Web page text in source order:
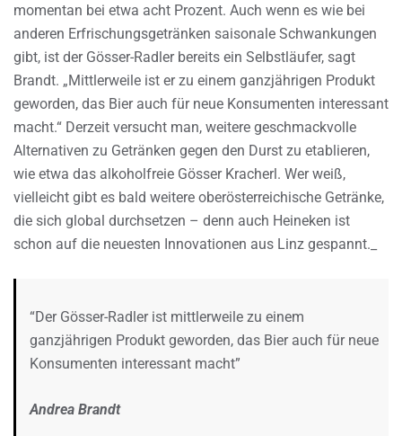
momentan bei etwa acht Prozent. Auch wenn es wie bei
anderen Erfrischungsgetränken saisonale Schwankungen
gibt, ist der Gösser-Radler bereits ein Selbstläufer, sagt
Brandt. „Mittlerweile ist er zu einem ganzjährigen Produkt
geworden, das Bier auch für neue Konsumenten interessant
macht.“ Derzeit versucht man, weitere geschmackvolle
Alternativen zu Getränken gegen den Durst zu etablieren,
wie etwa das alkoholfreie Gösser Kracherl. Wer weiß,
vielleicht gibt es bald weitere oberösterreichische Getränke,
die sich global durchsetzen – denn auch Heineken ist
schon auf die neuesten Innovationen aus Linz gespannt._
“Der Gösser-Radler ist mittlerweile zu einem
ganzjährigen Produkt geworden, das Bier auch für neue
Konsumenten interessant macht”
Andrea Brandt